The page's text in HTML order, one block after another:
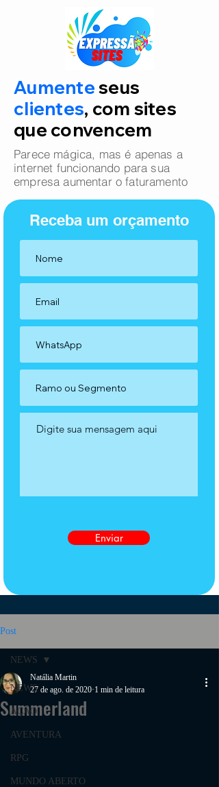
Aumenteseus
clientes, com sites
que convencem
Parece mágica, mas é apenas a
internet funcionando para sua
empresa aumentar o faturamento
Receba um orçamento
Enviar
Post
NEWS
AÇÃO
AVENTURA
RPG
MUNDO ABERTO
NEWS
Summerland
Natália Martin
27 de ago. de 2020 1 min de leitura